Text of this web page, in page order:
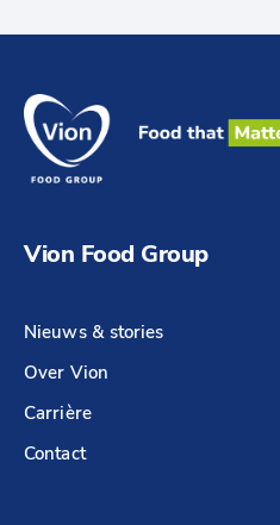
Vion Food Group
Nieuws & stories
Over Vion
Carrière
Contact